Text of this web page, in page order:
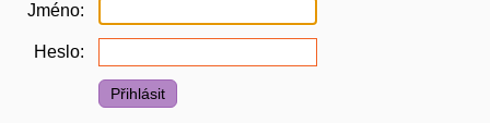
Jméno
Heslo